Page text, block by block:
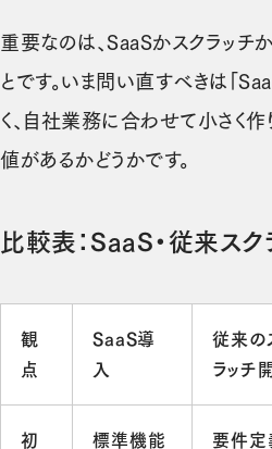
重要なのは、SaaSかスクラッチ
とです。いま問い直すべきは「
く、自社業務に合わせて小さく
値があるかどうかです。
比較表：SaaS・従来ス
観
点
SaaS導
入
従来の
ラッチ
初 標準機能 要件定